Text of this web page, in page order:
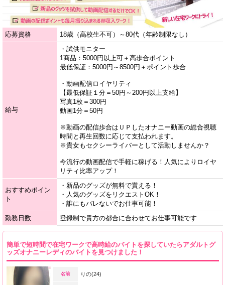
応募資格 18歳（高校生不可）～80代（年齢制限なし）
給与
・試供モニター
1商品：5000円以上可＋高歩合ポイント
最低保証：5000円～8500円＋ポイント歩合
・動画配信ロイヤリティ
【最低保証１分＝50円～200円以上支給】
写真1枚＝300円
動画1分＝50円
※動画の配信歩合はＵＰしたオナニー動画の総合視聴
時間と再生回数に応じて支払われます。
※貴女もセクシーライバーとして活動しませんか？
今流行の動画配信で手軽に稼げる！人気によりロイヤ
リティ比率アップ！
おすすめポイン
ト
・新品のグッズが無料で貰える！
・人気のグッズをリクエストOK！
・誰にもバレないでお仕事可能！
勤務日数
登録制で貴方の都合に合わせてお仕事可能です
簡単で短時間で在宅ワークで高時給のバイトを探していたらアダルトグ
ッズオナニーレディのバイトを見つけました！
名前 りの(24)